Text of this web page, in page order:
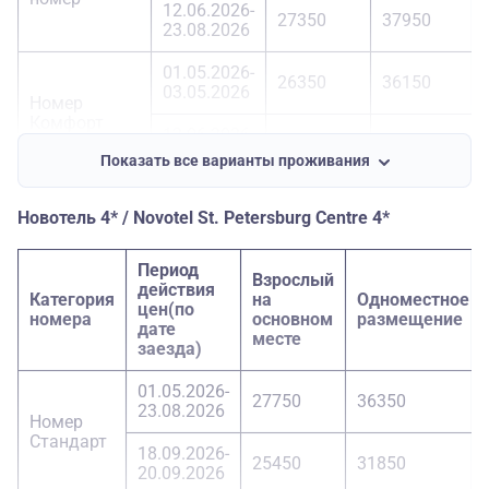
12.06.2026-
23.08.2026
27350 37950
01.05.2026-
03.05.2026
26350 36150
23.08.2026
Показать все варианты проживания
Новотель 4* / Novotel St. Petersburg Centre 4*
Категория
номера
Период
действия
цен(по
дате
заезда)
Взрослый
на
основном
месте
Одноместное
размещение
Номер
Стандарт
01.05.2026-
23.08.2026
27750 36350
18.09.2026-
20.09.2026
25450 31850